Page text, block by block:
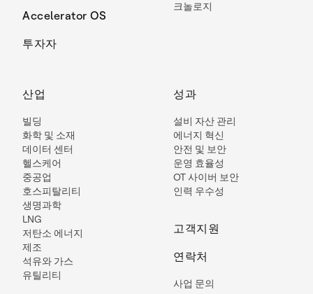
Accelerator OS
투자자
크놀로지
산업
빌딩
화학 및 소재
데이터 센터
헬스케어
중공업
호스피탈리티
생명과학
LNG
저탄소 에너지
제조
석유와 가스
유틸리티
성과
설비 자산 관리
에너지 혁신
안전 및 보안
운영 효율성
OT 사이버 보안
인력 우수성
고객지원
연락처
사업 문의